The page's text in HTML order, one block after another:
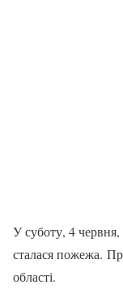
У суботу, 4
сталася пожежа.
області.